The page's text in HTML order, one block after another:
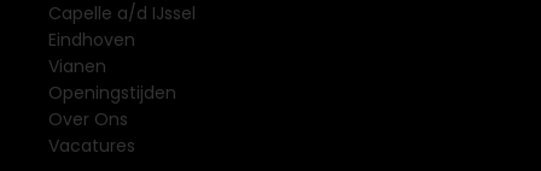
Capelle a/d IJssel
Eindhoven
Vianen
Openingstijden
Over Ons
Vacatures